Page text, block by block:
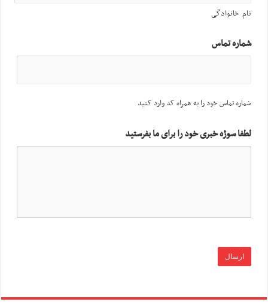
نام خانوادگی
شماره تماس
شماره تماس خود را به همراه کد وارد کنید
لطفا سوژه خبری خود را برای ما بفرستید